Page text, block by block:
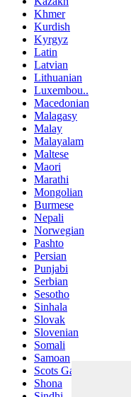
Khmer
Kurdish
Kyrgyz
Latin
Latvian
Lithuanian
Luxembou..
Macedonian
Malagasy
Malay
Malayalam
Maltese
Maori
Marathi
Mongolian
Burmese
Nepali
Norwegian
Pashto
Persian
Punjabi
Serbian
Sesotho
Sinhala
Slovak
Slovenian
Somali
Samoan
Scots Gaelic
Shona